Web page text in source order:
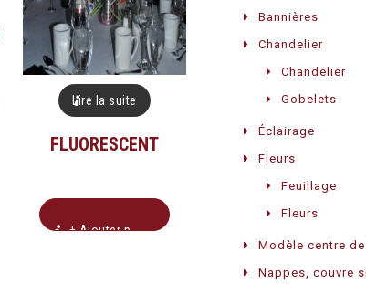
Lire la suite
FLUORESCENT
+ Ajouter pour soumission
Bannières
Chandelier
Chandelier
Gobelets
Éclairage
Fleurs
Feuillage
Fleurs
Modèle centre
Nappes, couvre